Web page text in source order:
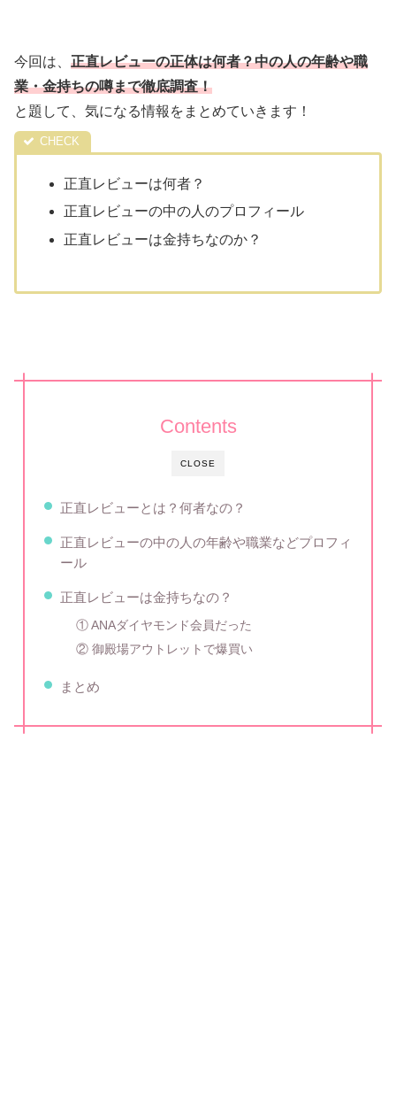
今回は、 正直レビューの正体は何者？中の人の年齢や職
業・金持ちの噂まで徹底調査！
と題して、気になる情報をまとめていきます！
正直レビューは何者？
正直レビューの中の人のプロフィール
正直レビューは金持ちなのか？
CLOSE
Contents
正直レビューとは？何者なの？
正直レビューの中の人の年齢や職業などプロフィ
ール
正直レビューは金持ちなの？
① ANAダイヤモンド会員だった
② 御殿場アウトレットで爆買い
まとめ